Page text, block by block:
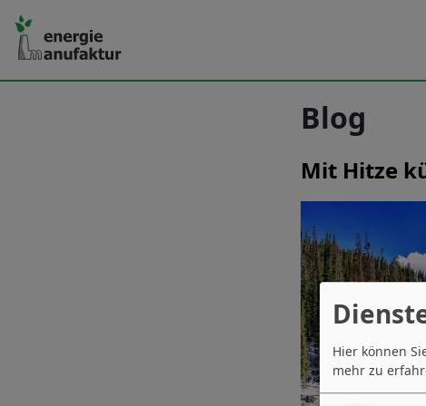
Blog
Mit Hitze
Hier können
mehr zu